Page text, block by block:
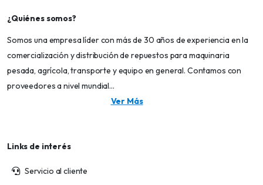
¿Quiénes somos?
Somos una empresa líder con más de 30 años de experiencia en la
comercialización y distribución de repuestos para maquinaria
pesada, agrícola, transporte y equipo en general. Contamos con
proveedores a nivel mundial...
Ver Más
Links de interés
Servicio al cliente